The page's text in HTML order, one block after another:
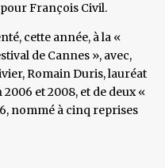
François Civil.
cette année, à la «
de Cannes », avec,
Romain Duris, lauréat
et 2008, et de deux «
nommé à cinq reprises